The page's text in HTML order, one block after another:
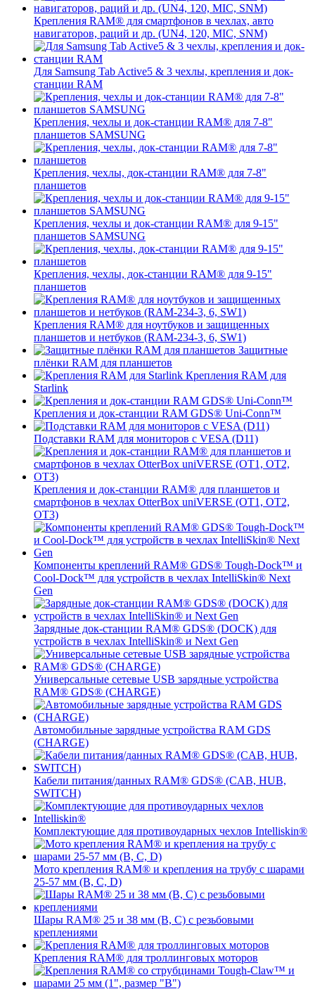
Крепления RAM® для смартфонов в чехлах, авто
навигаторов, раций и др. (UN4, 120, MIC, SNM)
Для Samsung Tab Active5 & 3 чехлы, крепления и док-
станции RAM
Крепления, чехлы и док-станции RAM® для 7-8"
планшетов SAMSUNG
Крепления, чехлы, док-станции RAM® для 7-8"
планшетов
Крепления, чехлы и док-станции RAM® для 9-15"
планшетов SAMSUNG
Крепления, чехлы, док-станции RAM® для 9-15"
планшетов
Крепления RAM® для ноутбуков и защищенных
планшетов и нетбуков (RAM-234-3, 6, SW1)
Защитные
плёнки RAM для планшетов
Крепления RAM для
Starlink
Крепления и док-станции RAM GDS® Uni-Conn™
Подставки RAM для мониторов с VESA (D11)
Крепления и док-станции RAM® для планшетов и
смартфонов в чехлах OtterBox uniVERSE (OT1, OT2,
OT3)
Компоненты креплений RAM® GDS® Tough-Dock™ и
Cool-Dock™ для устройств в чехлах IntelliSkin® Next
Gen
Зарядные док-станции RAM® GDS® (DOCK) для
устройств в чехлах IntelliSkin® и Next Gen
Универсальные сетевые USB зарядные устройства
RAM® GDS® (CHARGE)
Автомобильные зарядные устройства RAM GDS
(CHARGE)
Кабели питания/данных RAM® GDS® (CAB, HUB,
SWITCH)
Комплектующие для противоударных чехлов Intelliskin®
Мото крепления RAM® и крепления на трубу с шарами
25-57 мм (B, C, D)
Шары RAM® 25 и 38 мм (B, C) с резьбовыми
креплениями
Крепления RAM® для троллинговых моторов